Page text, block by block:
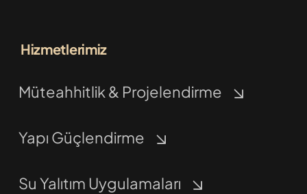
Hizmetlerimiz
Müteahhitlik & Projelendirme
Yapı Güçlendirme
Su Yalıtım Uygulamaları